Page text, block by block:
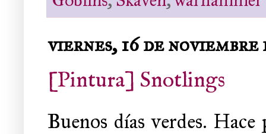
viernes, 16 de noviembre
[Pintura] Snotlings
Buenos días verdes.